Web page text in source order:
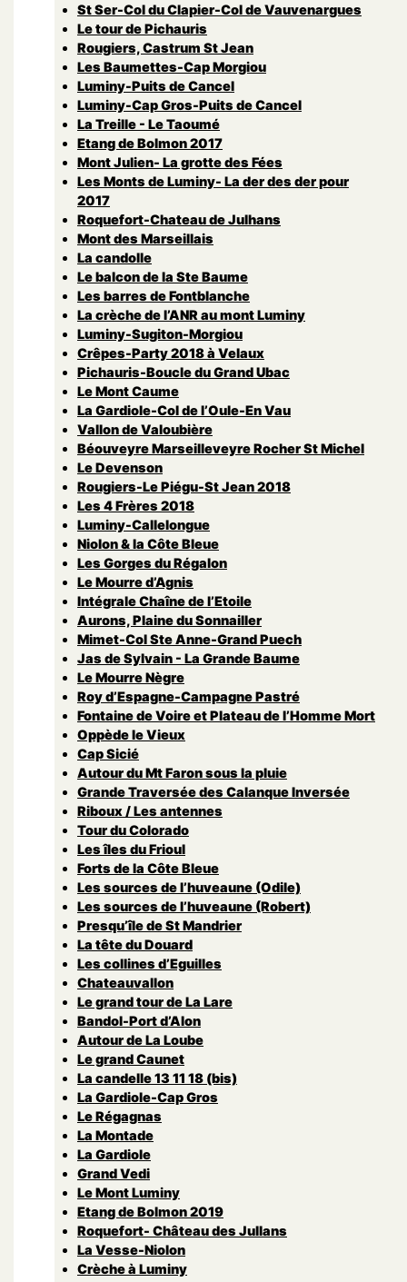
St Ser-Col du Clapier-Col de Vauvenargues
Le tour de Pichauris
Rougiers, Castrum St Jean
Les Baumettes-Cap Morgiou
Luminy-Puits de Cancel
Luminy-Cap Gros-Puits de Cancel
La Treille - Le Taoumé
Etang de Bolmon 2017
Mont Julien- La grotte des Fées
Les Monts de Luminy- La der des der pour
2017
Roquefort-Chateau de Julhans
Mont des Marseillais
La candolle
Le balcon de la Ste Baume
Les barres de Fontblanche
La crèche de l’ANR au mont Luminy
Luminy-Sugiton-Morgiou
Crêpes-Party 2018 à Velaux
Pichauris-Boucle du Grand Ubac
Le Mont Caume
La Gardiole-Col de l’Oule-En Vau
Vallon de Valoubière
Béouveyre Marseilleveyre Rocher St Michel
Le Devenson
Rougiers-Le Piégu-St Jean 2018
Les 4 Frères 2018
Luminy-Callelongue
Niolon & la Côte Bleue
Les Gorges du Régalon
Le Mourre d’Agnis
Intégrale Chaîne de l’Etoile
Aurons, Plaine du Sonnailler
Mimet-Col Ste Anne-Grand Puech
Jas de Sylvain - La Grande Baume
Le Mourre Nègre
Roy d’Espagne-Campagne Pastré
Fontaine de Voire et Plateau de l’Homme Mort
Oppède le Vieux
Cap Sicié
Autour du Mt Faron sous la pluie
Grande Traversée des Calanque Inversée
Riboux / Les antennes
Tour du Colorado
Les îles du Frioul
Forts de la Côte Bleue
Les sources de l’huveaune (Odile)
Les sources de l’huveaune (Robert)
Presqu’île de St Mandrier
La tête du Douard
Les collines d’Eguilles
Chateauvallon
Le grand tour de La Lare
Bandol-Port d’Alon
Autour de La Loube
Le grand Caunet
La candelle 13 11 18 (bis)
La Gardiole-Cap Gros
Le Régagnas
La Montade
La Gardiole
Grand Vedi
Le Mont Luminy
Etang de Bolmon 2019
Roquefort- Château des Jullans
La Vesse-Niolon
Crèche à Luminy